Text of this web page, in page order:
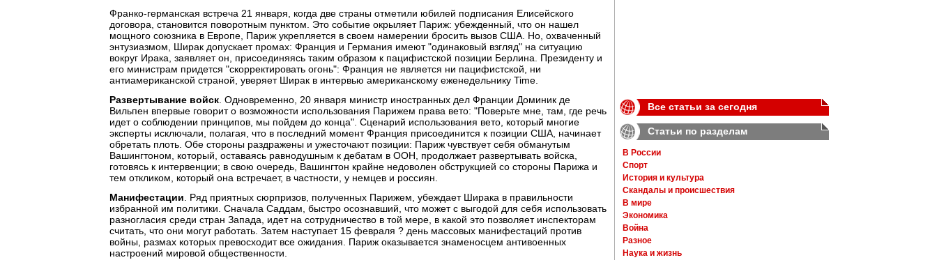
Франко-германская встреча 21 января, когда две страны отметили юбилей подписания Елисейского
договора, становится поворотным пунктом. Это событие окрыляет Париж: убежденный, что он нашел
мощного союзника в Европе, Париж укрепляется в своем намерении бросить вызов США. Но, охваченный
энтузиазмом, Ширак допускает промах: Франция и Германия имеют "одинаковый взгляд" на ситуацию
вокруг Ирака, заявляет он, присоединяясь таким образом к пацифистской позиции Берлина. Президенту и
его министрам придется "скорректировать огонь": Франция не является ни пацифистской, ни
антиамериканской страной, уверяет Ширак в интервью американскому еженедельнику Time.
Развертывание войск . Одновременно, 20 января министр иностранных дел Франции Доминик де
Вильпен впервые говорит о возможности использования Парижем права вето: "Поверьте мне, там, где речь
идет о соблюдении принципов, мы пойдем до конца". Сценарий использования вето, который многие
эксперты исключали, полагая, что в последний момент Франция присоединится к позиции США, начинает
обретать плоть. Обе стороны раздражены и ужесточают позиции: Париж чувствует себя обманутым
Вашингтоном, который, оставаясь равнодушным к дебатам в ООН, продолжает развертывать войска,
готовясь к интервенции; в свою очередь, Вашингтон крайне недоволен обструкцией со стороны Парижа и
тем откликом, который она встречает, в частности, у немцев и россиян.
Манифестации . Ряд приятных сюрпризов, полученных Парижем, убеждает Ширака в правильности
избранной им политики. Сначала Саддам, быстро осознавший, что может с выгодой для себя использовать
разногласия среди стран Запада, идет на сотрудничество в той мере, в какой это позволяет инспекторам
считать, что они могут работать. Затем наступает 15 февраля ? день массовых манифестаций против
войны, размах которых превосходит все ожидания. Париж оказывается знаменосцем антивоенных
настроений мировой общественности.
Все статьи за сегодня
Статьи по разделам
В России
Спорт
История и культура
Скандалы и происшествия
В мире
Экономика
Война
Разное
Наука и жизнь